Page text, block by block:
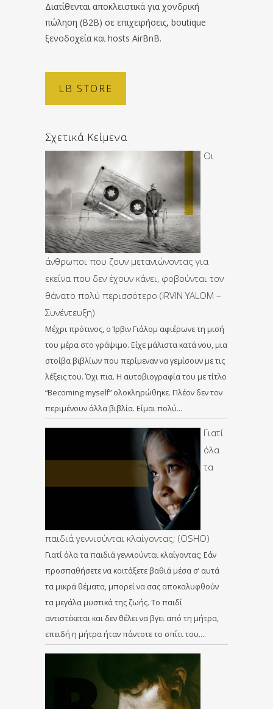
Διατίθενται αποκλειστικά για χονδρική
πώληση (B2B) σε επιχειρήσεις, boutique
ξενοδοχεία και hosts AirBnB.
LB STORE
Σχετικά Κείμενα
Οι
άνθρωποι που ζουν μετανιώνοντας για
εκείνα που δεν έχουν κάνει, φοβούνται τον
θάνατο πολύ περισσότερο (IRVIN YALOM –
Συνέντευξη)
Μέχρι πρότινος, ο Ίρβιν Γιάλομ αφιέρωνε τη μισή
του μέρα στο γράψιμο. Είχε μάλιστα κατά νου, μια
στοίβα βιβλίων που περίμεναν να γεμίσουν με τις
λέξεις του. Όχι πια. Η αυτοβιογραφία του με τίτλο
“Becoming myself” ολοκληρώθηκε. Πλέον δεν τον
περιμένουν άλλα βιβλία. Είμαι πολύ…
Γιατί
όλα
τα
παιδιά γεννιούνται κλαίγοντας; (OSHO)
Γιατί όλα τα παιδιά γεννιούνται κλαίγοντας; Εάν
προσπαθήσετε να κοιτάξετε βαθιά μέσα σ’ αυτά
τα μικρά θέματα, μπορεί να σας αποκαλυφθούν
τα μεγάλα μυστικά της ζωής. Το παιδί
αντιστέκεται και δεν θέλει να βγει από τη μήτρα,
επειδή η μήτρα ήταν πάντοτε το σπίτι του….